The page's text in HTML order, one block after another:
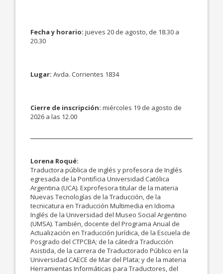
Fecha y horario: jueves 20 de agosto, de 18.30 a
20.30
Lugar: Avda. Corrientes 1834
Cierre de inscripción: miércoles 19 de agosto de
2026 a las 12.00
Lorena Roqué:
Traductora pública de inglés y profesora de Inglés
egresada de la Pontificia Universidad Católica
Argentina (UCA). Exprofesora titular de la materia
Nuevas Tecnologías de la Traducción, de la
tecnicatura en Traducción Multimedia en Idioma
Inglés de la Universidad del Museo Social Argentino
(UMSA). También, docente del Programa Anual de
Actualización en Traducción Jurídica, de la Escuela de
Posgrado del CTPCBA; de la cátedra Traducción
Asistida, de la carrera de Traductorado Público en la
Universidad CAECE de Mar del Plata; y de la materia
Herramientas Informáticas para Traductores, del